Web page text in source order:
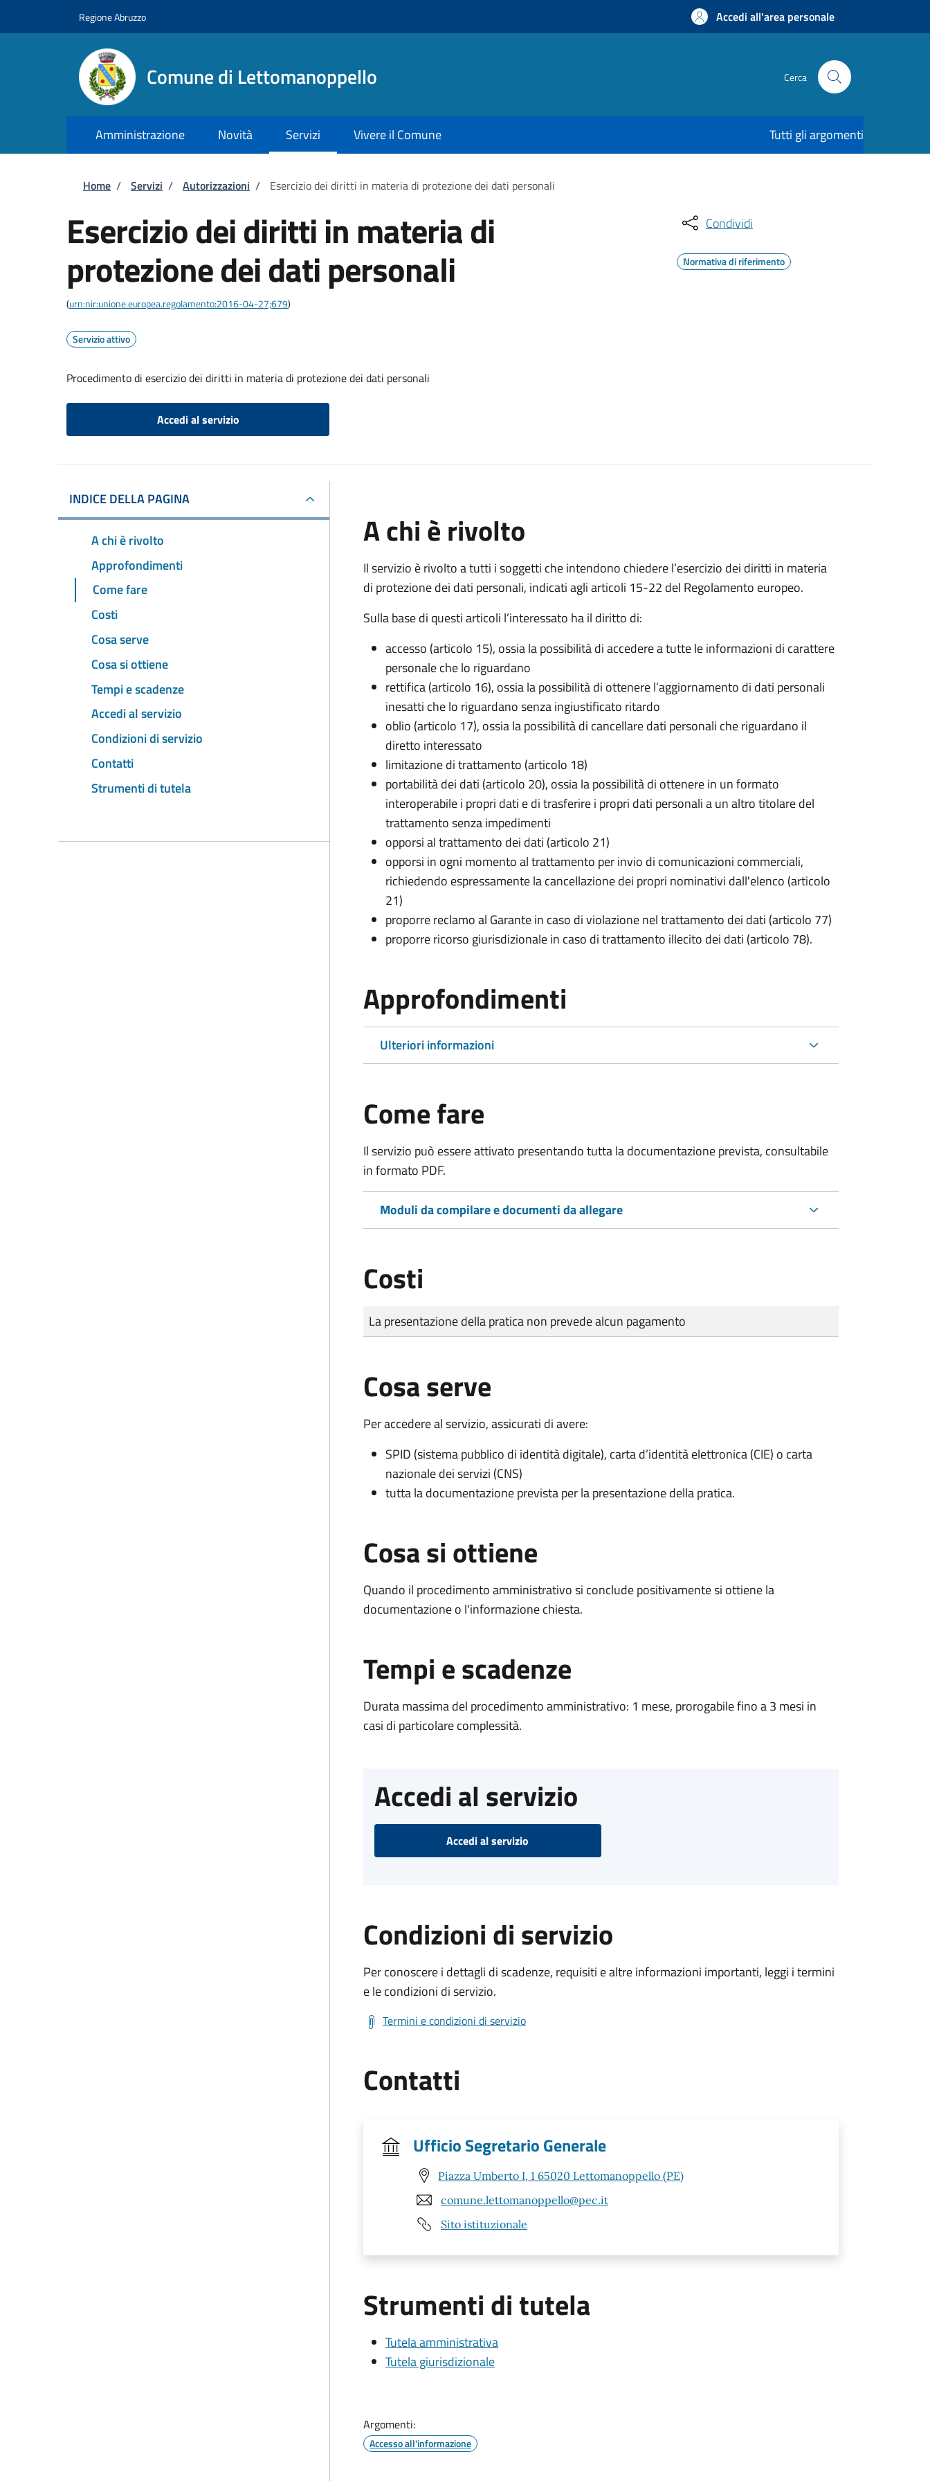
Regione Abruzzo Accedi all'area personale
Comune di Lettomanoppello Cerca
Amministrazione Novità Servizi Vivere il Comune Tutti gli argomenti
Briciole di pane
Home / Servizi / Autorizzazioni / Esercizio dei diritti in materia di protezione dei dati personali
Esercizio dei diritti in materia di
protezione dei dati personali
(urn:nir:unione.europea.regolamento:2016-04-27;679)
Servizio attivo
Procedimento di esercizio dei diritti in materia di protezione dei dati personali
Accedi al servizio
Condividi
Normativa di riferimento
INDICE DELLA PAGINA
A chi è rivolto
Approfondimenti
Come fare
Costi
Cosa serve
Cosa si ottiene
Tempi e scadenze
Accedi al servizio
Condizioni di servizio
Contatti
Strumenti di tutela
A chi è rivolto
Il servizio è rivolto a tutti i soggetti che intendono chiedere l’esercizio dei diritti in materia
di protezione dei dati personali, indicati agli articoli 15-22 del Regolamento europeo.
Sulla base di questi articoli l’interessato ha il diritto di:
accesso (articolo 15), ossia la possibilità di accedere a tutte le informazioni di carattere
personale che lo riguardano
rettifica (articolo 16), ossia la possibilità di ottenere l’aggiornamento di dati personali
inesatti che lo riguardano senza ingiustificato ritardo
oblio (articolo 17), ossia la possibilità di cancellare dati personali che riguardano il
diretto interessato
limitazione di trattamento (articolo 18)
portabilità dei dati (articolo 20), ossia la possibilità di ottenere in un formato
interoperabile i propri dati e di trasferire i propri dati personali a un altro titolare del
trattamento senza impedimenti
opporsi al trattamento dei dati (articolo 21)
opporsi in ogni momento al trattamento per invio di comunicazioni commerciali,
richiedendo espressamente la cancellazione dei propri nominativi dall'elenco (articolo
21)
proporre reclamo al Garante in caso di violazione nel trattamento dei dati (articolo 77)
proporre ricorso giurisdizionale in caso di trattamento illecito dei dati (articolo 78).
Approfondimenti
Ulteriori informazioni
Come fare
Il servizio può essere attivato presentando tutta la documentazione prevista, consultabile
in formato PDF.
Moduli da compilare e documenti da allegare
Costi
Tipo di pagamento
Importo
La presentazione della pratica non prevede alcun pagamento
Cosa serve
Per accedere al servizio, assicurati di avere:
SPID (sistema pubblico di identità digitale), carta d’identità elettronica (CIE) o carta
nazionale dei servizi (CNS)
tutta la documentazione prevista per la presentazione della pratica.
Cosa si ottiene
Quando il procedimento amministrativo si conclude positivamente si ottiene la
documentazione o l'informazione chiesta.
Tempi e scadenze
Durata massima del procedimento amministrativo: 1 mese, prorogabile fino a 3 mesi in
casi di particolare complessità.
Accedi al servizio
Accedi al servizio
Condizioni di servizio
Per conoscere i dettagli di scadenze, requisiti e altre informazioni importanti, leggi i termini
e le condizioni di servizio.
Termini e condizioni di servizio
Contatti
Ufficio Segretario Generale
Piazza Umberto I, 1 65020 Lettomanoppello (PE)
comune.lettomanoppello@pec.it
Sito istituzionale
Strumenti di tutela
Tutela amministrativa
Tutela giurisdizionale
Argomenti:
Accesso all'informazione